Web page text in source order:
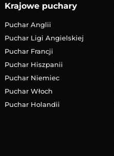
Krajowe puchary
Puchar Anglii
Puchar Ligi Angielskiej
Puchar Francji
Puchar Hiszpanii
Puchar Niemiec
Puchar Włoch
Puchar Holandii